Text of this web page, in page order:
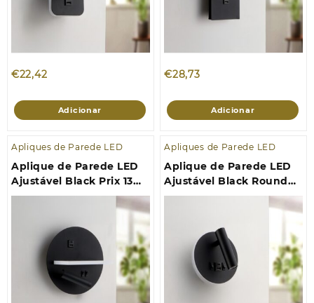
€22,42
Adicionar
€28,73
Adicionar
Apliques de Parede LED
Aplique de Parede LED
Ajustável Black Prix 13W
4000K
Apliques de Parede LED
Aplique de Parede LED
Ajustável Black Round
10W 4000K